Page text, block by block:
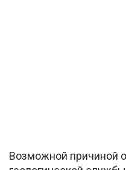
Возможной причиной